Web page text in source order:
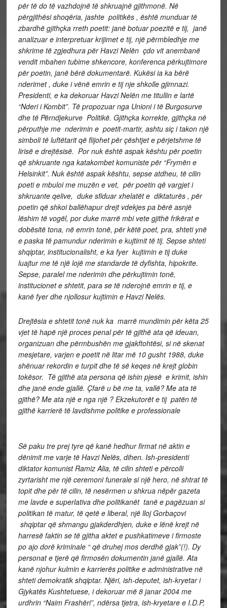
për të do të vazhdojnë të shkruajnë gjithmonë. Në
përgjithësi shoqëria, jashte politikës , është munduar të
zbardhë gjithçka rreth poetit: janë botuar poezitë e tij, janë
analizuar e interpretuar krijimet e tij, një përmbledhje me
shkrime të zgjedhura për Havzi Nelën çdo vit anembanë
vendit mbahen tubime shkencore, konferenca përkujtimore
për poetin, janë bërë dokumentarë. Kukësi ia ka bërë
nderimet , duke i vënë emrin e tij nje shkolle gjimnazi.
Presidenti, e ka dekoruar Havzi Nelën me titullin e lartë
“Nderi i Kombit”. Të propozuar nga Unioni i të Burgosurve
dhe të Përndjekurve Politikë. Gjithçka korrekte, gjithçka në
përputhje me nderimin e poetit-martir, ashtu siç i takon një
simboli të luftëtarit që flijohet për çështjet e përjetshme të
lirisë e drejtësisë. Por nuk është aspak kështu për poetin
që shkruante nga katakombet komuniste për “Frymën e
Helsinkit”. Nuk është aspak kështu, sepse atdheu, të cilin
poeti e mbuloi me muzën e vet, për poetin që vargjet i
shkruante qelive, duke sfiduar xhelatët e diktaturës , për
poetin që shkoi ballëhapur drejt vdekjes pa bërë asnjë
lëshim të vogël, por duke marrë mbi vete gjithë frikërat e
dobësitë tona, në emrin tonë, për këtë poet, pra, shteti ynë
e paska të pamundur nderimin e kujtimit të tij. Sepse shteti
shqiptar, institucionalisht, e ka fyer kujtimin e tij duke
luajtur me të një lojë me standarde të dyfishta, hipokrite.
Sepse, paralel me nderimin dhe përkujtimin tonë,
institucionet e shtetit, para se të nderojnë emrin e tij, e
kanë fyer dhe njollosur kujtimin e Havzi Nelës.
Drejtësia e shtetit tonë nuk ka marrë mundimin për këta 25
vjet të hapë një proces penal për të gjithë ata që ideuan,
organizuan dhe përmbushën me gjakftohtësi, si në skenat
mesjetare, varjen e poetit në litar më 10 gusht 1988, duke
shënuar rekordin e turpit dhe të së keqes në krejt globin
tokësor. Të gjithë ata persona që ishin pjesë e krimit, ishin
dhe janë ende gjallë. Çfarë u bë me ta, vallë? Me ata të
gjithë? Me ata një e nga një ? Ekzekutorët e tij patën të
gjithë karrierë të lavdishme politike e professionale
Së paku tre prej tyre që kanë hedhur firmat në aktin e
dënimit me varje të Havzi Nelës, dihen. Ish-presidenti
diktator komunist Ramiz Alia, të cilin shteti e përcolli
zyrtarisht me një ceremoni funerale si një hero, në shtrat të
topit dhe për të cilin, të nesërmen u shkrua nëpër gazeta
me lavde e superlativa dhe politikanët tanë e pagëzuan si
politikan të matur, të qetë e liberal, një lloj Gorbaçovi
shqiptar që shmangu gjakderdhjen, duke e lënë krejt në
harresë faktin se të gjitha aktet e pushkatimeve i firmoste
po ajo dorë kriminale “ që druhej mos derdhë gjak”(!). Dy
personat e tjerë që firmosën dokumentin janë gjallë. Ata
kanë njohur kulmin e karrierës politike e administrative në
shteti demokratik shqiptar. Njëri, ish-deputet, ish-kryetar i
Gjykatës Kushtetuese, i dekoruar më 8 janar 2004 me
urdhrin “Naim Frashëri”, ndërsa tjetra, ish-kryetare e I.D.P,